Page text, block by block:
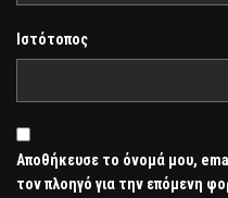
Ιστότοπος
Αποθήκευσε το όνομά μου,
τον πλοηγό για την επόμενη